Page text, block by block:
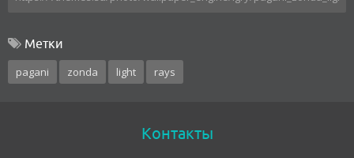
Метки
pagani zonda light rays
Контакты